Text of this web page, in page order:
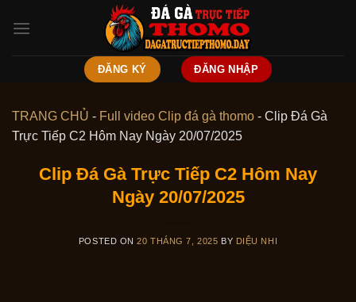
ĐĂNG KÝ ĐĂNG NHẬP
TRANG CHỦ - Full video Clip đá gà thomo - Clip Đá Gà
Trực Tiếp C2 Hôm Nay Ngày 20/07/2025
Clip Đá Gà Trực Tiếp C2 Hôm Nay
Ngày 20/07/2025
POSTED ON20 THÁNG 7, 2025 BY DIỆU NHI